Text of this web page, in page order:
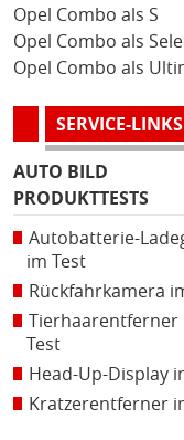
Opel Combo als S
Opel Combo als
Opel Combo als
SERVICE-LINKS
AUTO BILD
PRODUKTTESTS
Autobatterie-
im Test
Rückfahrkamera
Tierhaarentferner
Test
Head-Up-Display
Kratzerentferner